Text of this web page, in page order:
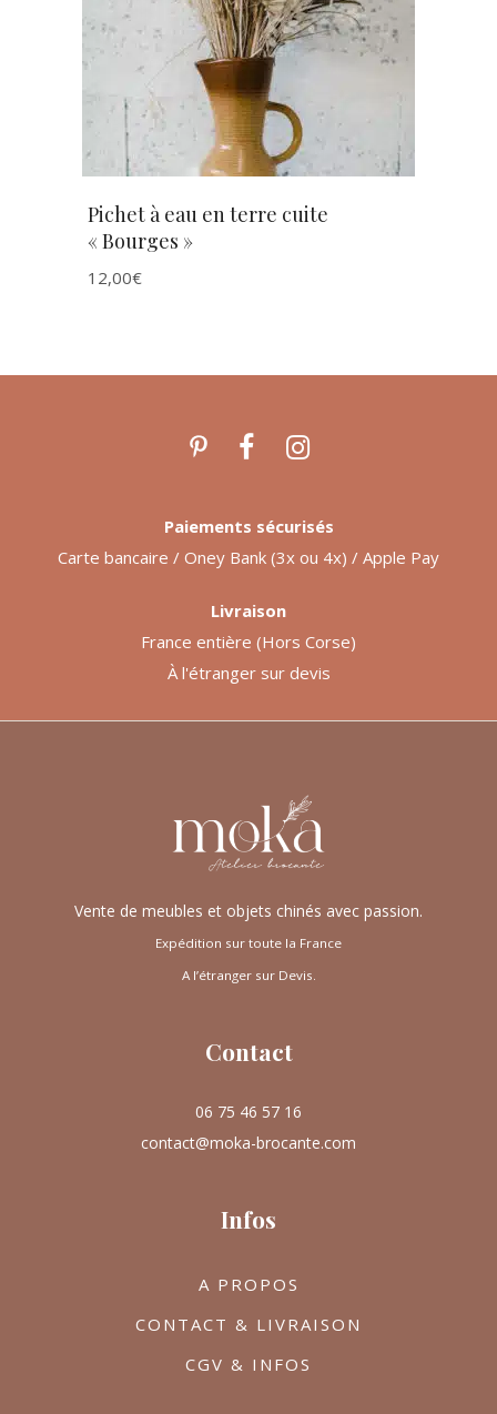
AJOUTER AU PANIER
Pichet à eau en terre cuite
« Bourges »
12,00€
Vente de meubles et objets chinés avec passion.
Expédition sur toute la France
A l’étranger sur Devis.
Contact
06 75 46 57 16
contact@moka-brocante.com
Infos
A PROPOS
CONTACT & LIVRAISON
CGV & INFOS
Paiements sécurisés
Carte bancaire / Oney Bank (3x ou 4x) / Apple Pay
Livraison
France entière (Hors Corse)
À l'étranger sur devis